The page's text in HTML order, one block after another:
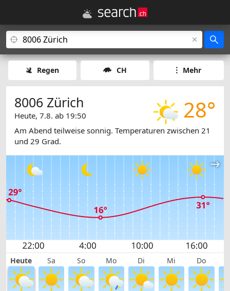
Regen CH Mehr
28°
8006 Zürich
Heute, 7.8. ab 19:50
Am Abend teilweise sonnig. Temperaturen zwischen 21
und 29 Grad.
Heute Sa So Mo Di Mi Do